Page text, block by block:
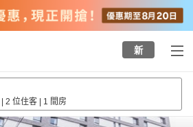
新
| 2 位住客 | 1 間房